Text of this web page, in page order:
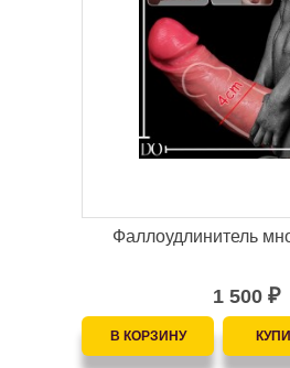
Фаллоудлинитель
1 500 ₽